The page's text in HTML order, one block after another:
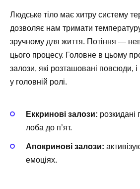
Людське тіло має хитру систему
дозволяє нам тримати
зручному для життя. Потіння —
цього процесу. Головне в цьому
залози, які розташовані повсюди,
у головній ролі.
Еккринові залози: розкидані
лоба до п’ят.
Апокринові залози:
емоціях.